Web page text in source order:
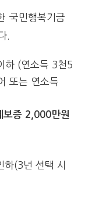
국민행복기금
.
하 (연소득 3천5
또는 연소득
보증 2,000만원
하(3년 선택 시